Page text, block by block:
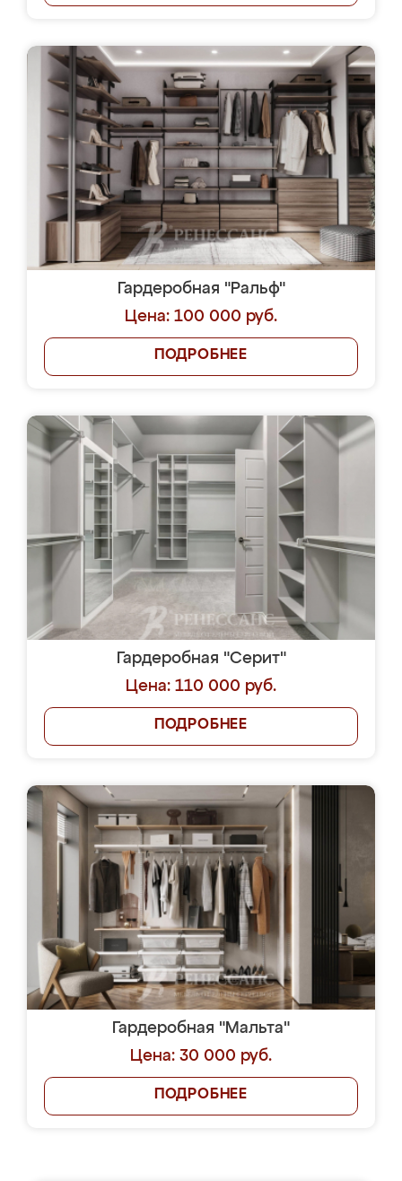
Гардеробная "Ральф"
Цена: 100 000 руб.
ПОДРОБНЕЕ
Гардеробная "Серит"
Цена: 110 000 руб.
ПОДРОБНЕЕ
Гардеробная "Мальта"
Цена: 30 000 руб.
ПОДРОБНЕЕ